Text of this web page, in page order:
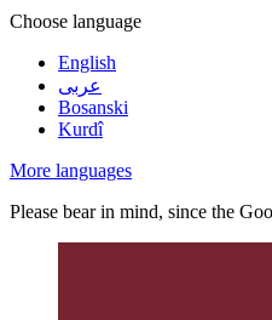
Choose language
English
عربى
Bosanski
Kurdî
More languages
Please bear in mind, since the